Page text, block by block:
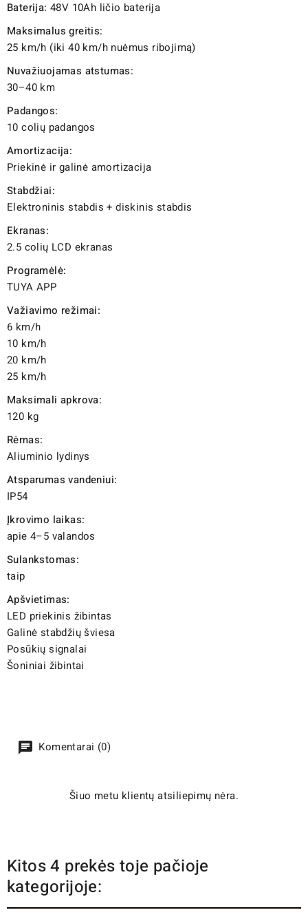
Baterija: 48V 10Ah ličio baterija
Maksimalus greitis:
25 km/h (iki 40 km/h nuėmus ribojimą)
Nuvažiuojamas atstumas:
30–40 km
Padangos:
10 colių padangos
Amortizacija:
Priekinė ir galinė amortizacija
Stabdžiai:
Elektroninis stabdis + diskinis stabdis
Ekranas:
2.5 colių LCD ekranas
Programėlė:
TUYA APP
Važiavimo režimai:
6 km/h
10 km/h
20 km/h
25 km/h
Maksimali apkrova:
120 kg
Rėmas:
Aliuminio lydinys
Atsparumas vandeniui:
IP54
Įkrovimo laikas:
apie 4–5 valandos
Sulankstomas:
taip
Apšvietimas:
LED priekinis žibintas
Galinė stabdžių šviesa
Posūkių signalai
Šoniniai žibintai
Komentarai (0)
Šiuo metu klientų atsiliepimų nėra.
Kitos 4 prekės toje pačioje
kategorijoje: